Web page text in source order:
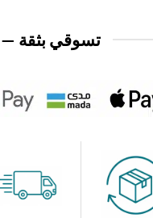
تسوقي بثقة